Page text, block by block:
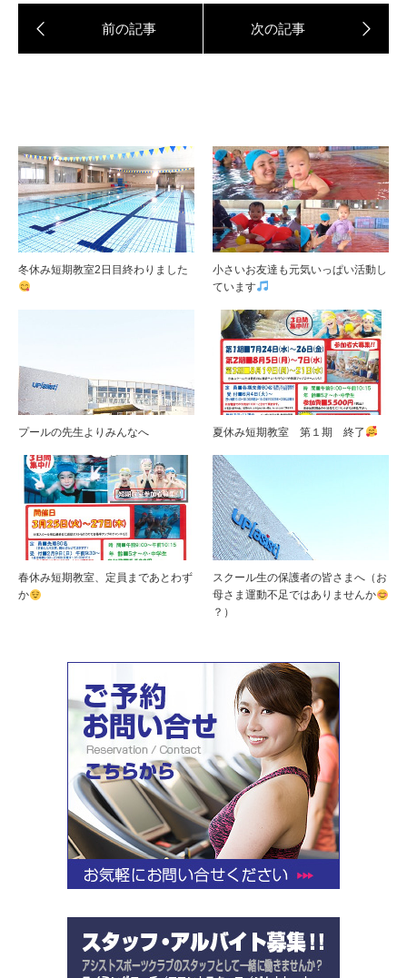
冬休み短期教室2日目終わりました
小さいお友達も元気いっぱい活動し
ています
プールの先生よりみんなへ 夏休み短期教室 第１期 終了
春休み短期教室、定員まであとわず
か
スクール生の保護者の皆さまへ（お
母さま運動不足ではありませんか
？）